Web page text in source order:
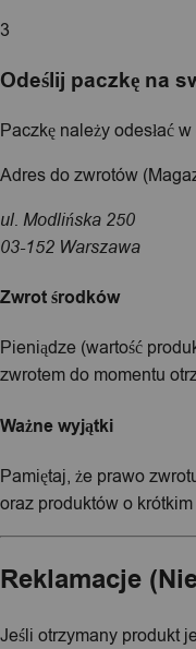
3
Odeślij paczkę na
Paczkę należy odesłać
Adres do zwrotów
ul. Modlińska 250
03-152 Warszawa
Zwrot środków
Pieniądze (wartość
zwrotem do momentu
Ważne wyjątki
Pamiętaj, że prawo
oraz produktów o krótkim
Reklamacje
Jeśli otrzymany produkt